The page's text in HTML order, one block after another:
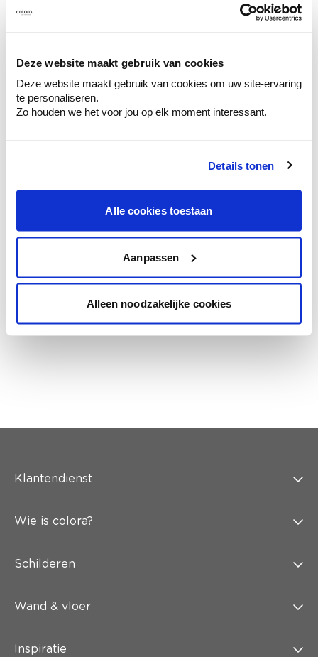
Deze website maakt gebruik van cookies
Deze website maakt gebruik van cookies om uw site-ervaring
te personaliseren.
Zo houden we het voor jou op elk moment interessant.
Details tonen
Alle cookies toestaan
Aanpassen
Alleen noodzakelijke cookies
Ontdek er kleurechte stalen van je
te verfijnen.
Krijg persoonlijk advies om kleuren te
combineren.
Krijg kleuradvies op basis van de lichtinval
en je meubels.
Krijg ineens een technologische check-up
Klantendienst
Wie is colora?
Schilderen
Wand & vloer
Inspiratie